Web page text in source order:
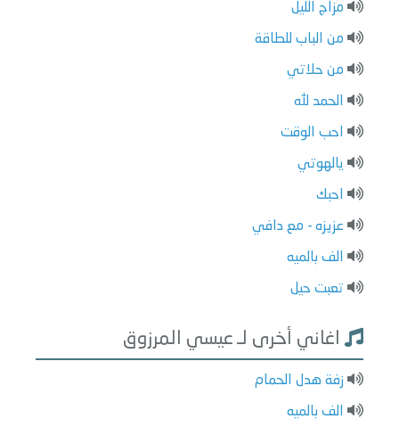
مزاج الليل
من الباب للطاقة
من حلاتي
الحمد لله
احب الوقت
يالهوتي
احبك
عزيزه - مع دافي
الف بالميه
تعبت حيل
اغاني أخرى لـ عيسي المرزوق
زفة هدل الحمام
الف بالميه